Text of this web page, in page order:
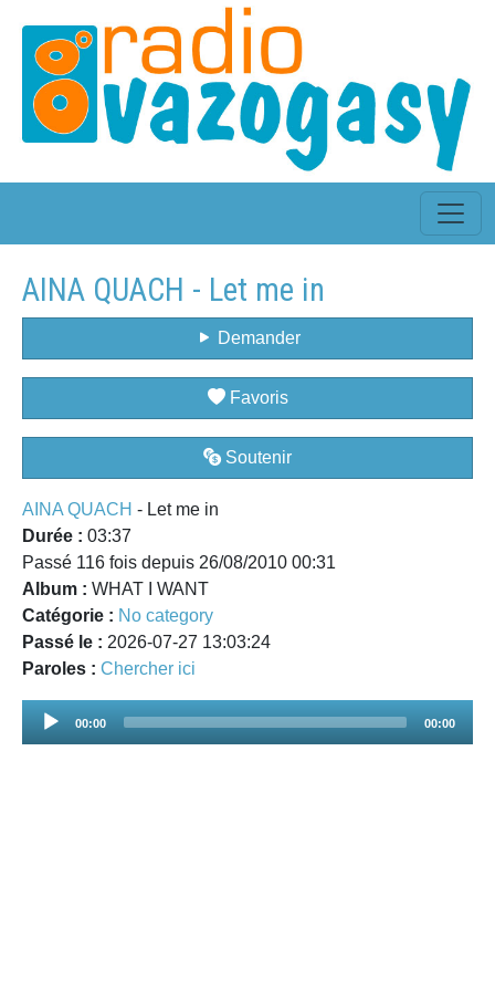
AINA QUACH - Let me in
Demander
Favoris
Soutenir
AINA QUACH - Let me in
Durée : 03:37
Passé 116 fois depuis 26/08/2010 00:31
Album : WHAT I WANT
Catégorie : No category
Passé le : 2026-07-27 13:03:24
Paroles : Chercher ici
Audio
00:00 00:00